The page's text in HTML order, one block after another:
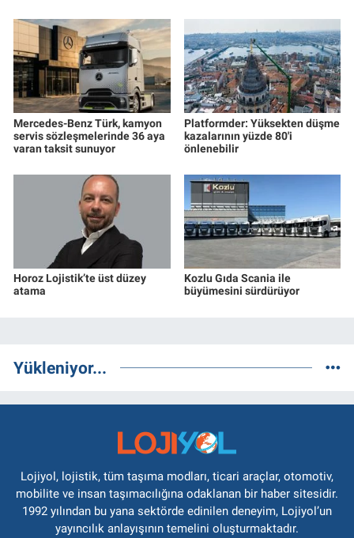
Mercedes-Benz Türk, kamyon
servis sözleşmelerinde 36 aya
varan taksit sunuyor
Platformder: Yüksekten düşme
kazalarının yüzde 80'i
önlenebilir
Horoz Lojistik’te üst düzey
atama
Kozlu Gıda Scania ile
büyümesini sürdürüyor
Yükleniyor...
Lojiyol, lojistik, tüm taşıma modları, ticari araçlar, otomotiv,
mobilite ve insan taşımacılığına odaklanan bir haber sitesidir.
1992 yılından bu yana sektörde edinilen deneyim, Lojiyol’un
yayıncılık anlayışının temelini oluşturmaktadır.